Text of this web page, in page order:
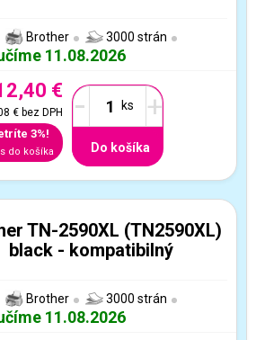
Brother 3000 strán
11.08.2026
€
€bez DPH
3%!
do košíka
- +
Do košíka
TN-2590XL (TN2590XL)
black - kompatibilný
Brother 3000 strán
11.08.2026